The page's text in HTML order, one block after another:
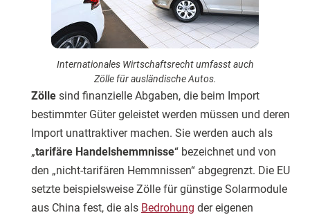
Internationales Wirtschaftsrecht umfasst auch
Zölle für ausländische Autos.
Zölle sind finanzielle Abgaben, die beim Import
bestimmter Güter geleistet werden müssen und deren
Import unattraktiver machen. Sie werden auch als
„tarifäre Handelshemmnisse“ bezeichnet und von
den „nicht-tarifären Hemmnissen“ abgegrenzt. Die EU
setzte beispielsweise Zölle für günstige Solarmodule
aus China fest, die als Bedrohung der eigenen